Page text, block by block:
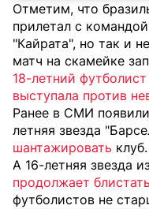
Отметим, что
прилетал с
"Кайрата", но так и
матч на скамейке
18-летний
выступала против
Ранее в СМИ
летняя звезда
шантажировать клуб.
А 16-летняя звезда
продолжает блистать
футболистов не